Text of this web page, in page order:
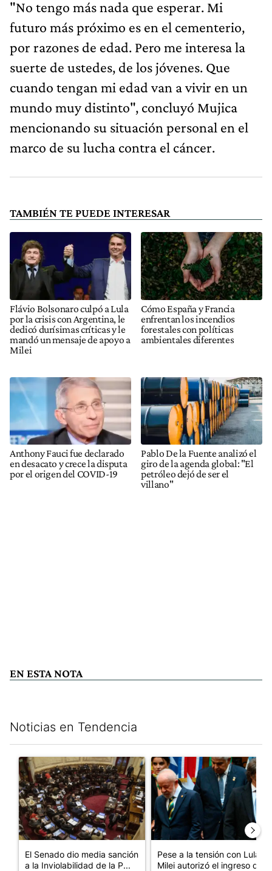
"No tengo más nada que esperar. Mi
futuro más próximo es en el cementerio,
por razones de edad. Pero me interesa la
suerte de ustedes, de los jóvenes. Que
cuando tengan mi edad van a vivir en un
mundo muy distinto", concluyó Mujica
mencionando su situación personal en el
marco de su lucha contra el cáncer.
TAMBIÉN TE PUEDE INTERESAR
Flávio Bolsonaro culpó a Lula
por la crisis con Argentina, le
dedicó durísimas críticas y le
mandó un mensaje de apoyo a
Milei
Cómo España y Francia
enfrentan los incendios
forestales con políticas
ambientales diferentes
Anthony Fauci fue declarado
en desacato y crece la disputa
por el origen del COVID-19
Pablo De la Fuente analizó el
giro de la agenda global: "El
petróleo dejó de ser el
villano"
EN ESTA NOTA
Noticias en Tendencia
Un artículo de tendencia con el título "El Senado dio media
El Senado dio media sanción
a la Inviolabilidad de la P...
Un artículo de tendencia con
Pese a la tensión con Lula,
Milei autorizó el ingreso d...